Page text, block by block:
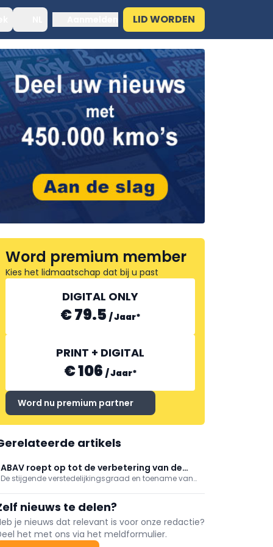
LID WORDEN
Word premium member
Kies het lidmaatschap dat bij u past
DIGITAL ONLY
€ 79.5 /Jaar*
PRINT + DIGITAL
€ 106 /Jaar*
Word nu premium partner
artikels
ABAV roept op tot de verbetering van de
bouwakoestiek
De stijgende verstedelijkingsgraad en toename van
roept ABAV op tot de verbetering van de
geluidsisolatie en geluidsabsorptie in gebouwen.
nieuws te delen?
je nieuws dat relevant is voor onze redactie?
het met ons via het meldformulier.